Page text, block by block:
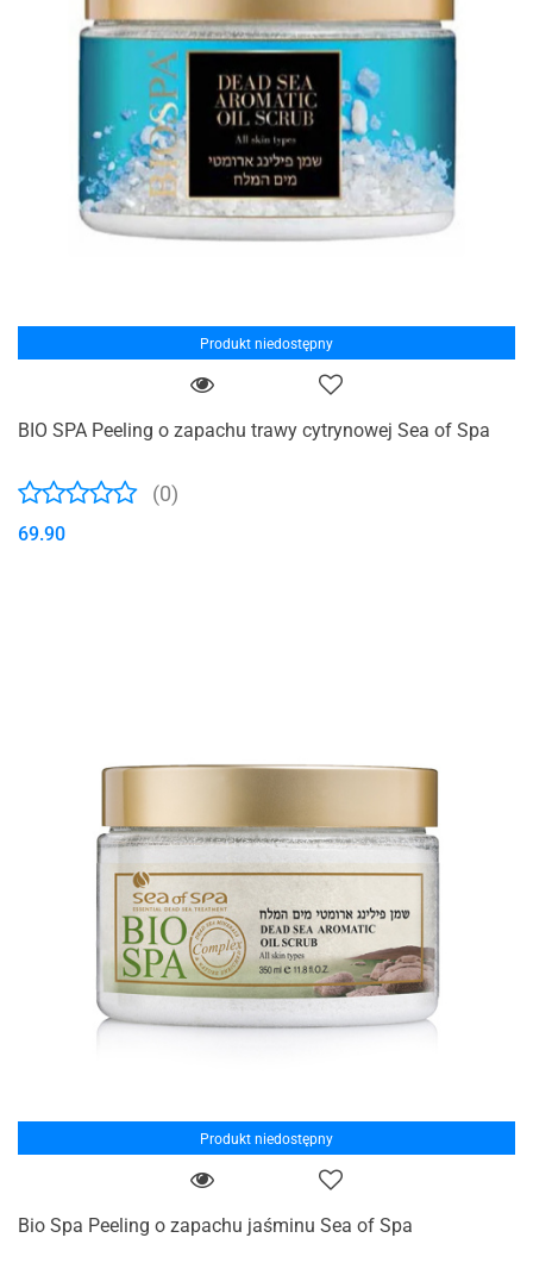
Produkt niedostępny
BIO SPA Peeling o zapachu trawy cytrynowej Sea of Spa
(0)
69.90
Produkt niedostępny
Bio Spa Peeling o zapachu jaśminu Sea of Spa